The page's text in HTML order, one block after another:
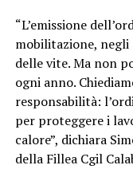
“L’emissione
mobilitazione, negli
delle vite. Ma non
ogni anno.
responsabilità:
per proteggere i
calore”, dichiara
della Fillea Cgil